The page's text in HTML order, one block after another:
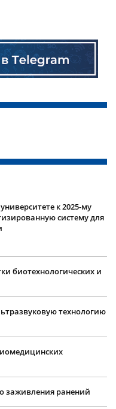
к 2025-му
систему для
биотехнологических и
технологию
заживления ранений